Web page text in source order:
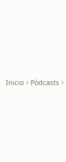
Inicio Pódcasts